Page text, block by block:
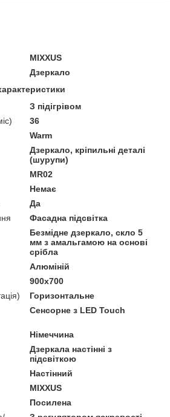
MIXXUS
Дзеркало
З підігрівом
36
Warm
Дзеркало, кріпильні деталі
(шурупи)
MR02
Немає
Да
Фасадна підсвітка
Безмідне дзеркало, скло 5
мм з амальгамою на основі
срібла
Алюміній
900x700
Горизонтальне
Сенсорне з LED Touch
Німеччина
Дзеркала настінні з
підсвіткою
Настінний
MIXXUS
Посилена